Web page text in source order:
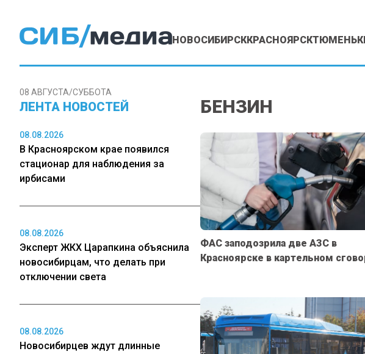
НОВОСИБИРСККРАСНОЯРСКТЮМЕНЬ
08 АВГУСТА/СУББОТА
ЛЕНТА НОВОСТЕЙ
08.08.2026
В Красноярском крае появился
стационар для наблюдения за
ирбисами
08.08.2026
Эксперт ЖКХ Царапкина объяснила
новосибирцам, что делать при
отключении света
08.08.2026
Новосибирцев ждут длинные
БЕНЗИН
ФАС заподозрила две АЗС в
Красноярске в картельном